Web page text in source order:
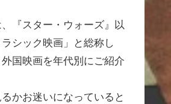
『スター・ウォーズ』以
シック映画」と総称し
国映画を年代別にご紹介
かお迷いになっていると